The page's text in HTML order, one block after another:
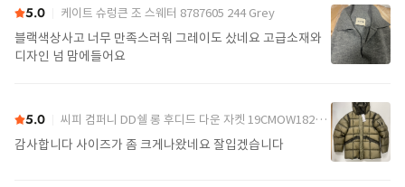
5.0 케이트 슈렁큰 조 스웨터 8787605 244 Grey
블랙색상사고 너무 만족스러워 그레이도 샀네요 고급소재와
디자인 넘 맘에들어요
5.0 씨피 컴퍼니 DD쉘 롱 후디드 다운 자켓 19CMOW182A110416A 356 Green
감사합니다 사이즈가 좀 크게나왔네요 잘입겠습니다